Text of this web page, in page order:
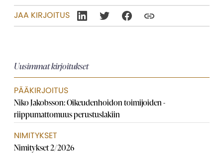
JAA KIRJOITUS
Uusimmat kirjoitukset
PÄÄKIRJOITUS
Niko Jakobsson: Oikeudenhoidon toimijoiden ­
riippumattomuus perustuslakiin
NIMITYKSET
Nimitykset 2/2026